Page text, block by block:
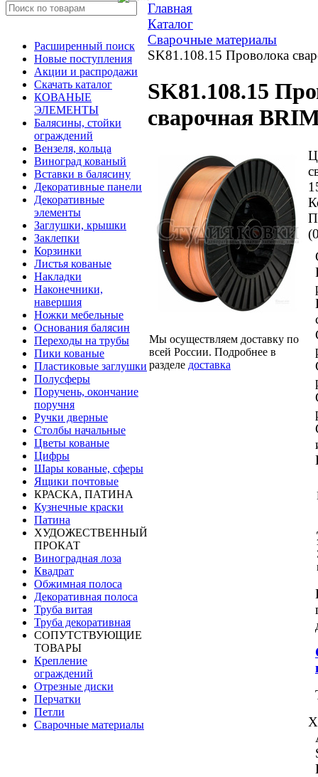
Расширенный поиск
Новые поступления
Акции и распродажи
Скачать каталог
КОВАНЫЕ
ЭЛЕМЕНТЫ
Балясины, стойки
ограждений
Вензеля, кольца
Виноград кованый
Вставки в балясину
Декоративные панели
Декоративные
элементы
Заглушки, крышки
Заклепки
Корзинки
Листья кованые
Накладки
Наконечники,
навершия
Ножки мебельные
Основания балясин
Переходы на трубы
Пики кованые
Пластиковые заглушки
Полусферы
Поручень, окончание
поручня
Ручки дверные
Столбы начальные
Цветы кованые
Цифры
Шары кованые, сферы
Ящики почтовые
КРАСКА, ПАТИНА
Кузнечные краски
Патина
ХУДОЖЕСТВЕННЫЙ
ПРОКАТ
Виноградная лоза
Квадрат
Обжимная полоса
Декоративная полоса
Труба витая
Труба декоративная
СОПУТСТВУЮЩИЕ
ТОВАРЫ
Крепление
ограждений
Отрезные диски
Перчатки
Петли
Сварочные материалы
Главная
Каталог
Сварочные материалы
SK81.108.15 Проволока
SK81.108.15
сварочная
Мы осуществляем доставку по
всей России. Подробнее в
разделе доставка